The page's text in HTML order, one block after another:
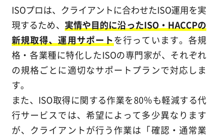
ISOプロは、クライアントに合わせたISO運用を実
現するため、 実情や目的に沿ったISO・HACCPの
新規取得、運用サポートを行っています。各規
格・各業種に特化したISOの専門家が、それぞれ
の規格ごとに適切なサポートプランで対応しま
す。
また、ISO取得に関する作業を80％も軽減する代
行サービスでは、希望によって多少異なります
が、クライアントが行う作業は「確認・通常業